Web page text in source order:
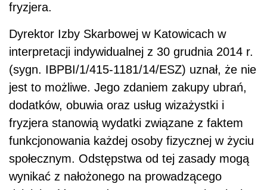
fryzjera.
Dyrektor Izby Skarbowej w Katowicach w
interpretacji indywidualnej z 30 grudnia 2014 r.
(sygn. IBPBI/1/415-1181/14/ESZ) uznał, że nie
jest to możliwe. Jego zdaniem zakupy ubrań,
dodatków, obuwia oraz usług wizażystki i
fryzjera stanowią wydatki związane z faktem
funkcjonowania każdej osoby fizycznej w życiu
społecznym. Odstępstwa od tej zasady mogą
wynikać z nałożonego na prowadzącego